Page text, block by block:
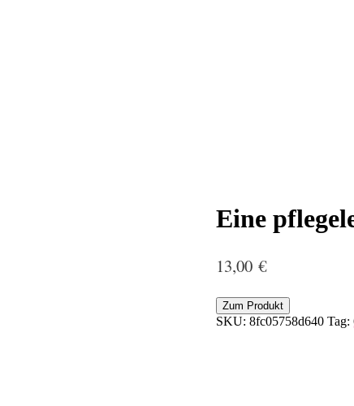
Eine
13,00 €
Zum Produkt
SKU: 8fc05758d640 Tag: